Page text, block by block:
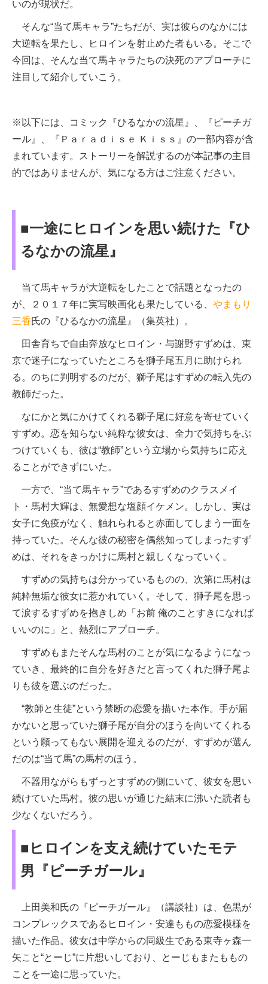
いのが現状だ。
そんな“当て馬キャラ”たちだが、実は彼らのなかには
大逆転を果たし、ヒロインを射止めた者もいる。そこで
今回は、そんな当て馬キャラたちの決死のアプローチに
注目して紹介していこう。
※以下には、コミック『ひるなかの流星』、『ピーチガ
ール』、『Ｐａｒａｄｉｓｅ Ｋｉｓｓ』の一部内容が含
まれています。ストーリーを解説するのが本記事の主目
的ではありませんが、気になる方はご注意ください。
■一途にヒロインを思い続けた『ひ
るなかの流星』
当て馬キャラが大逆転をしたことで話題となったの
が、２０１７年に実写映画化も果たしている、 やまもり
三香氏の『ひるなかの流星』（集英社）。
田舎育ちで自由奔放なヒロイン・与謝野すずめは、東
京で迷子になっていたところを獅子尾五月に助けられ
る。のちに判明するのだが、獅子尾はすずめの転入先の
教師だった。
なにかと気にかけてくれる獅子尾に好意を寄せていく
すずめ。恋を知らない純粋な彼女は、全力で気持ちをぶ
つけていくも、彼は“教師”という立場から気持ちに応え
ることができずにいた。
一方で、“当て馬キャラ”であるすずめのクラスメイ
ト・馬村大輝は、無愛想な塩顔イケメン。しかし、実は
女子に免疫がなく、触れられると赤面してしまう一面を
持っていた。そんな彼の秘密を偶然知ってしまったすず
めは、それをきっかけに馬村と親しくなっていく。
すずめの気持ちは分かっているものの、次第に馬村は
純粋無垢な彼女に惹かれていく。そして、獅子尾を思っ
て涙するすずめを抱きしめ「お前 俺のことすきになれば
いいのに」と、熱烈にアプローチ。
すずめもまたそんな馬村のことが気になるようになっ
ていき、最終的に自分を好きだと言ってくれた獅子尾よ
りも彼を選ぶのだった。
“教師と生徒”という禁断の恋愛を描いた本作。手が届
かないと思っていた獅子尾が自分のほうを向いてくれる
という願ってもない展開を迎えるのだが、すずめが選ん
だのは“当て馬”の馬村のほう。
不器用ながらもずっとすずめの側にいて、彼女を思い
続けていた馬村。彼の思いが通じた結末に沸いた読者も
少なくないだろう。
■ヒロインを支え続けていたモテ
男『ピーチガール』
上田美和氏の『ピーチガール』（講談社）は、色黒が
コンプレックスであるヒロイン・安達ももの恋愛模様を
描いた作品。彼女は中学からの同級生である東寺ヶ森一
矢こと“とーじ”に片想いしており、とーじもまたももの
ことを一途に思っていた。